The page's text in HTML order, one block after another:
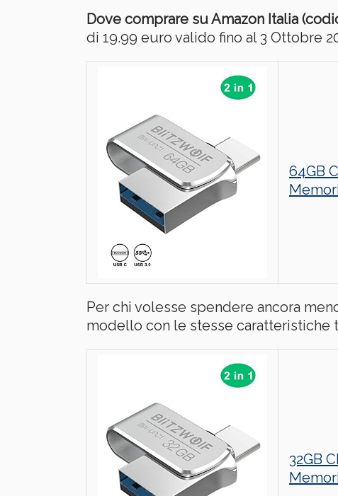
Dove comprare su Amazon Italia
di 19.99 euro valido fino al 3 Ottobre
64GB
Per chi volesse spendere ancora
modello con le stesse caratteristiche
32GB